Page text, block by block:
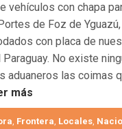
vehículos con chapa
de Foz de
con placa de
No existe
aduaneros las coimas
más
, Frontera, Locales,